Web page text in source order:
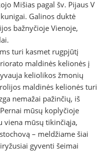
Mišias pagal šv. Pijaus V
Galinos duktė
bažnyčioje Vienoje,
turi kasmet rugpjūtį
maldinės kelionės į
keliolikos žmonių
maldinės kelionės turi
nemažai pažinčių, iš
mūsų koplyčioje
viena mūsų tikinčiąja,
– meldžiame šiai
gyventi šeimai